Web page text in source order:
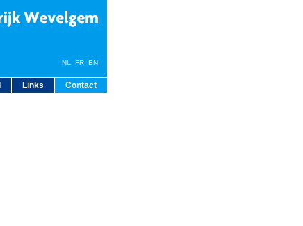
Links Contact
NL FR EN